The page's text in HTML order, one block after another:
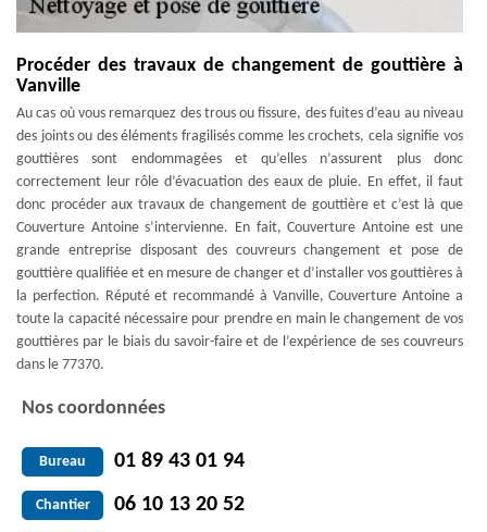
Procéder des travaux de changement de gouttière à
Vanville
Au cas où vous remarquez des trous ou fissure, des fuites d’eau au niveau
des joints ou des éléments fragilisés comme les crochets, cela signifie vos
gouttières sont endommagées et qu’elles n’assurent plus donc
correctement leur rôle d’évacuation des eaux de pluie. En effet, il faut
donc procéder aux travaux de changement de gouttière et c’est là que
Couverture Antoine s’intervienne. En fait, Couverture Antoine est une
grande entreprise disposant des couvreurs changement et pose de
gouttière qualifiée et en mesure de changer et d’installer vos gouttières à
la perfection. Réputé et recommandé à Vanville, Couverture Antoine a
toute la capacité nécessaire pour prendre en main le changement de vos
gouttières par le biais du savoir-faire et de l’expérience de ses couvreurs
dans le 77370.
Nos coordonnées
Bureau 01 89 43 01 94
Chantier 06 10 13 20 52